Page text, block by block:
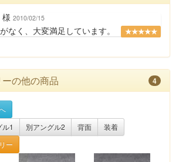
2010/02/15
★★★★★
なく、大変満足しています。
の他の商品 4
ル1 別アングル2 背面
装着
ー